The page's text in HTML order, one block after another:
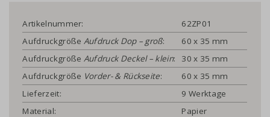
Artikelnummer:
62ZP01
Aufdruckgröße Aufdruck Dop – groß:
60 x 35 mm
Aufdruckgröße Aufdruck Deckel – klein:
30 x 35 mm
Aufdruckgröße Vorder- & Rückseite:
60 x 35 mm
Lieferzeit:
9 Werktage
Material:
Papier